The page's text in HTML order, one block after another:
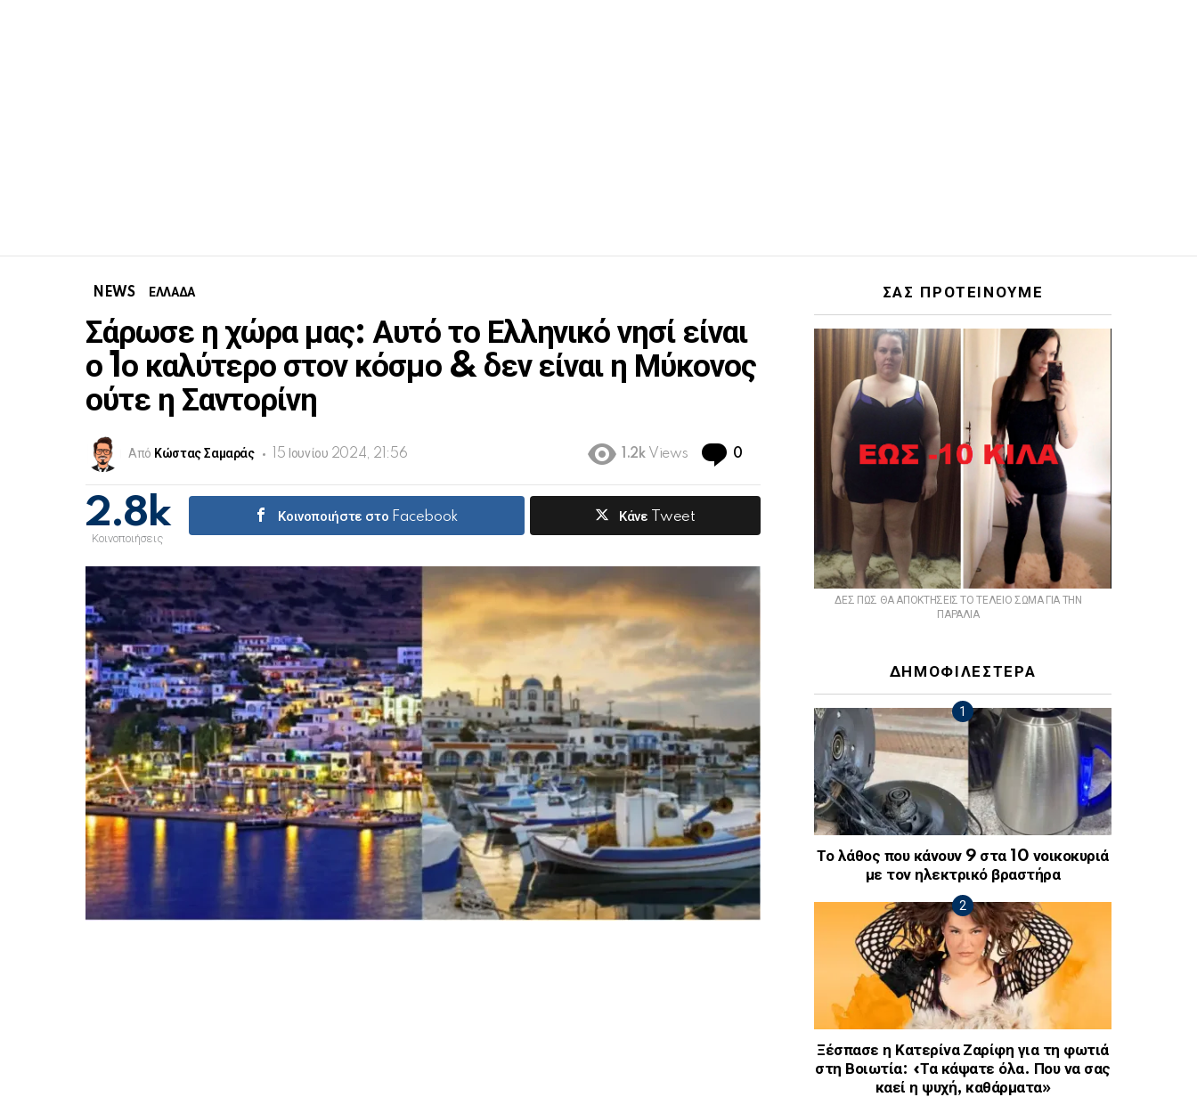
NEWS ΕΛΛΑΔΑ
Σάρωσε η χώρα μας: Αυτό το Ελληνικό νησί είναι
ο 1ο καλύτερο στον κόσμο & δεν είναι η Μύκονος
ούτε η Σαντορίνη
Από Κώστας Σαμαράς 15 Ιουνίου 2024, 21:56 1.2k Views 0
2.8k
Κοινοποιήσεις
Κοινοποιήστε στο Facebook Κάνε Tweet
ΣΑΣ ΠΡΟΤΕΙΝΟΥΜΕ
ΔΕΣ ΠΩΣ ΘΑ ΑΠΟΚΤΗΣΕΙΣ ΤΟ ΤΕΛΕΙΟ ΣΩΜΑ ΓΙΑ ΤΗΝ
ΠΑΡΑΛΙΑ
ΔΗΜΟΦΙΛΕΣΤΕΡΑ
Το λάθος που κάνουν 9 στα 10 νοικοκυριά
με τον ηλεκτρικό βραστήρα
Ξέσπασε η Κατερίνα Ζαρίφη για τη φωτιά
στη Βοιωτία: «Τα κάψατε όλα. Που να σας
καεί η ψυχή, καθάρματα»